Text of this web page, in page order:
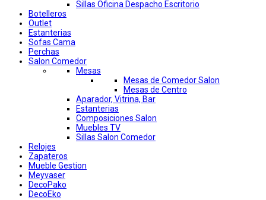
Sillas Oficina Despacho Escritorio
Botelleros
Outlet
Estanterias
Sofas Cama
Perchas
Salon Comedor
Mesas
Mesas de Comedor Salon
Mesas de Centro
Aparador, Vitrina, Bar
Estanterias
Composiciones Salon
Muebles TV
Sillas Salon Comedor
Relojes
Zapateros
Mueble Gestion
Meyvaser
DecoPako
DecoEko